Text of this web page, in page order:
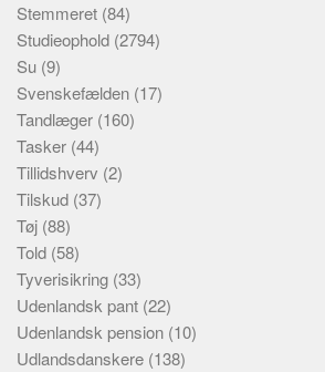
Stemmeret (84)
Studieophold (2794)
Su (9)
Svenskefælden (17)
Tandlæger (160)
Tasker (44)
Tillidshverv (2)
Tilskud (37)
Tøj (88)
Told (58)
Tyverisikring (33)
Udenlandsk pant (22)
Udenlandsk pension (10)
Udlandsdanskere (138)